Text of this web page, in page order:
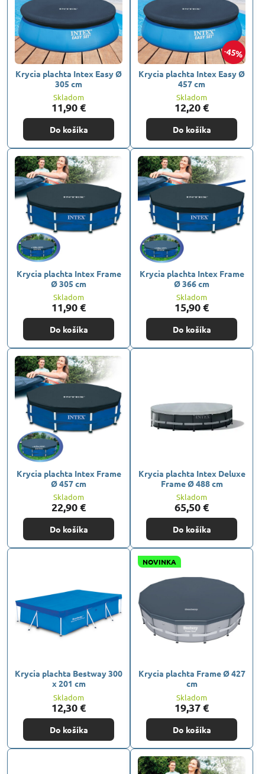
Krycia plachta Intex Easy Ø
305 cm
Skladom
11,90 €
Do košíka
45%
Krycia plachta Intex Easy Ø
457 cm
Skladom
12,20 €
Do košíka
Krycia plachta Intex Frame
Ø 305 cm
Skladom
11,90 €
Do košíka
Krycia plachta Intex Frame
Ø 366 cm
Skladom
15,90 €
Do košíka
Krycia plachta Intex Frame
Ø 457 cm
Skladom
22,90 €
Do košíka
Krycia plachta Intex Deluxe
Frame Ø 488 cm
Skladom
65,50 €
Do košíka
Krycia plachta Bestway 300
x 201 cm
Skladom
12,30 €
Do košíka
NOVINKA
Krycia plachta Frame Ø 427
cm
Skladom
19,37 €
Do košíka